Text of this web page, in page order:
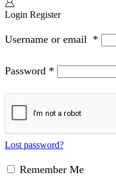
Login Register
Username or email *
Password *
Lost password?
Remember Me